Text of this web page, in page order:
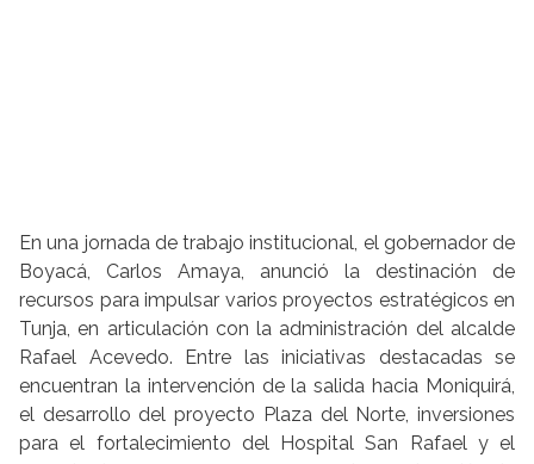
En una jornada de trabajo institucional, el gobernador de
Boyacá, Carlos Amaya, anunció la destinación de
recursos para impulsar varios proyectos estratégicos en
Tunja, en articulación con la administración del alcalde
Rafael Acevedo. Entre las iniciativas destacadas se
encuentran la intervención de la salida hacia Moniquirá,
el desarrollo del proyecto Plaza del Norte, inversiones
para el fortalecimiento del Hospital San Rafael y el